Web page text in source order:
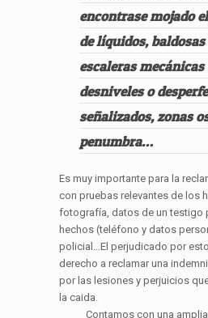
encontrase mojado
de líquidos,
escaleras mecánicas
desniveles o
señalizados, zonas
penumbra…
Es muy importante para la
con pruebas relevantes de los
fotografía, datos de un testigo
hechos (teléfono y datos
policial…El perjudicado por
derecho a reclamar una
por las lesiones y perjuicios
la caida.
Contamos con una